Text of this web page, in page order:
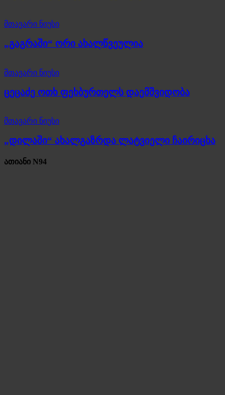
მთავარი ნიუსი
„გაგრაში“ ორი ახალწვეულია
მთავარი ნიუსი
ცეცაძე ოთხ ფეხბურთელს დაემშვიდობა
მთავარი ნიუსი
„დილაში“ ახალგაზრდა ლატვიელი ჩაირიცხა
ათიანი N94